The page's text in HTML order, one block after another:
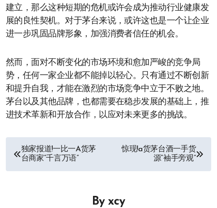
建立，那么这种短期的危机或许会成为推动行业健康发
展的良性契机。对于茅台来说，或许这也是一个让企业
进一步巩固品牌形象，加强消费者信任的机会。
然而，面对不断变化的市场环境和愈加严峻的竞争局
势，任何一家企业都不能掉以轻心。只有通过不断创新
和提升自我，才能在激烈的市场竞争中立于不败之地。
茅台以及其他品牌，也都需要在稳步发展的基础上，推
进技术革新和开放合作，以应对未来更多的挑战。
文
章
独家报道!一比一A货茅
台商家“千言万语”
惊现!a货茅台酒一手货
源“袖手旁观”
By xcy